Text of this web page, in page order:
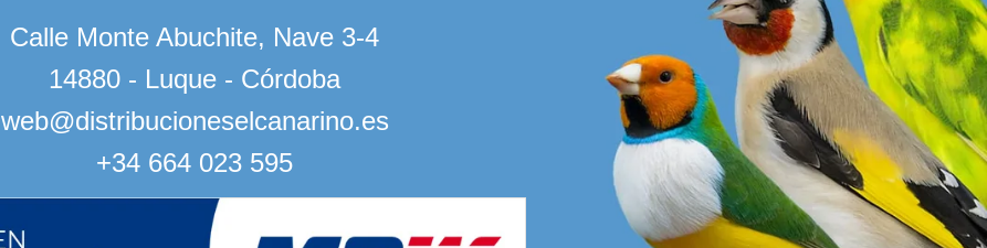
Calle Monte Abuchite, Nave 3-4
14880 - Luque - Córdoba
web@distribucioneselcanarino.es
+34 664 023 595